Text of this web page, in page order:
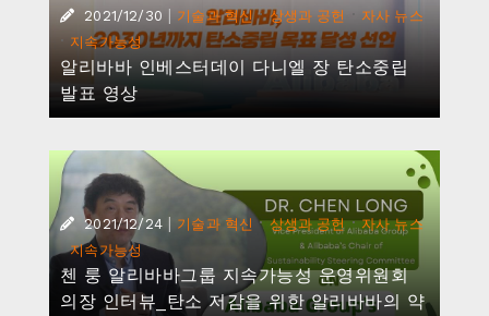
2021/12/30 기술과 혁신·상생과 공헌 자사 뉴스
· 지속가능성
알리바바 인베스터데이 다니엘 장 탄소중립
발표 영상
2021/12/24 기술과 혁신 ·상생과 공헌·자사 뉴스
·지속가능성
첸 룽 알리바바그룹 지속가능성 운영위원회
의장 인터뷰_탄소 저감을 위한 알리바바의 약